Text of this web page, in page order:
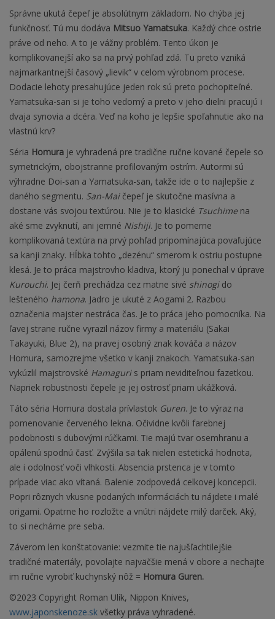
Správne ukutá čepeľ je absolútnym základom. No chýba jej
funkčnosť. Tú mu dodáva Mitsuo Yamatsuka. Každý chce ostrie
práve od neho. A to je vážny problém. Tento úkon je
komplikovanejší ako sa na prvý pohľad zdá. Tu preto vzniká
najmarkantnejší časový „lievik“ v celom výrobnom procese.
Dodacie lehoty presahujúce jeden rok sú preto pochopiteľné.
Yamatsuka-san si je toho vedomý a preto v jeho dielni pracujú i
dvaja synovia a dcéra. Veď na koho je lepšie spoľahnutie ako na
vlastnú krv?
Séria Homura je vyhradená pre tradične ručne kované čepele so
symetrickým, obojstranne profilovaným ostrím. Autormi sú
výhradne Doi-san a Yamatsuka-san, takže ide o to najlepšie z
daného segmentu. San-Maičepeľ je skutočne masívna a
dostane vás svojou textúrou. Nie je to klasické Tsuchimena
aké sme zvyknutí, ani jemné Nishiji. Je to pomerne
komplikovaná textúra na prvý pohľad pripomínajúca povaľujúce
sa kanji znaky. Hĺbka tohto „dezénu“ smerom k ostriu postupne
klesá. Je to práca majstrovho kladiva, ktorý ju ponechal v úprave
Kurouchi. Jej čerň prechádza cez matne sivé shinogido
lešteného hamona. Jadro je ukuté z Aogami 2. Razbou
označenia majster nestráca čas. Je to práca jeho pomocníka. Na
ľavej strane ručne vyrazil názov firmy a materiálu (Sakai
Takayuki, Blue 2), na pravej osobný znak kováča a názov
Homura, samozrejme všetko v kanji znakoch. Yamatsuka-san
vykúzlil majstrovské Hamaguris priam neviditeľnou fazetkou.
Napriek robustnosti čepele je jej ostrosť priam ukážková.
Táto séria Homura dostala prívlastok Guren. Je to výraz na
pomenovanie červeného lekna. Očividne kvôli farebnej
podobnosti s dubovými rúčkami. Tie majú tvar osemhranu a
opálenú spodnú časť. Zvýšila sa tak nielen estetická hodnota,
ale i odolnosť voči vlhkosti. Absencia prstenca je v tomto
prípade viac ako vítaná. Balenie zodpovedá celkovej koncepcii.
Popri rôznych vkusne podaných informáciách tu nájdete i malé
origami. Opatrne ho rozložte a vnútri nájdete milý darček. Aký,
to si necháme pre seba.
Záverom len konštatovanie: vezmite tie najušľachtilejšie
tradičné materiály, povolajte najväčšie mená v obore a nechajte
im ručne vyrobiť kuchynský nôž = Homura Guren.
©2023 Copyright Roman Ulík, Nippon Knives,
www.japonskenoze.sk všetky práva vyhradené.